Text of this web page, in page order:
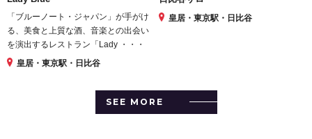
「ブルーノート・ジャパン」が手がけ
る、美食と上質な酒、音楽との出会い
を演出するレストラン「Lady ・・・
皇居・東京駅・日比谷
皇居・東京駅・日比谷
SEE MORE